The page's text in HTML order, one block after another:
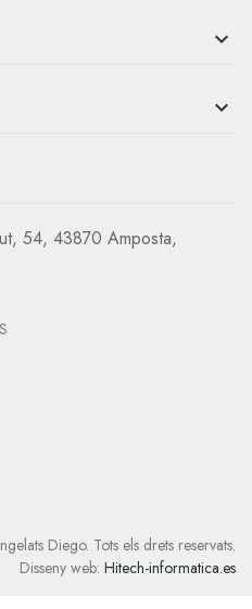


54, 43870 Amposta,
Diego. Tots els drets reservats.
Disseny web: Hitech-informatica.es